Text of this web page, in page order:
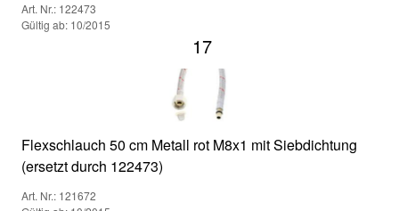
Art. Nr.: 122473
Gültig ab: 10/2015
17
Flexschlauch 50 cm Metall rot M8x1 mit Siebdichtung
(ersetzt durch 122473)
Art. Nr.: 121672